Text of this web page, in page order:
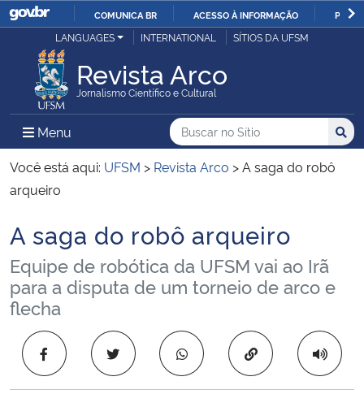
IR
O
COMUNICA BR ACESSO À INFORMAÇÃO
Ministério da Justiça e Segurança Pública
Ministério da Defesa
Ministério das Relações Exteriores
Ministério da Infraestrutura
Ministério da Agricultura, Pecuária e Abastecimento
Ministério da Educação
Ministério da Cidadania
LANGUAGES INTERNATIONAL SÍTIOS DA UFSM
Revista Arco
Jornalismo Científico e Cultural
Menu Menu Principal do Sítio
Busca
Buscar no no Sítio
Busca:
Você está aqui: UFSM > Revista Arco >A saga do robô
arqueiro
Início do conteúdo
A saga do robô arqueiro
Equipe de robótica da UFSM vai ao Irã
para a disputa de um torneio de arco e
flecha
Copiar para área